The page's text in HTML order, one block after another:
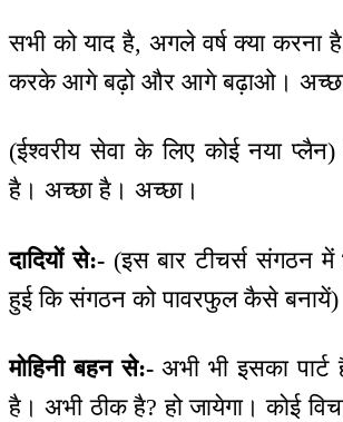
सभी को याद है, अगले वर्ष क्या करना
करके आगे बढ़ो और आगे बढ़ाओ।
(ईश्वरीय सेवा के लिए कोई नया
है। अच्छा है। अच्छा।
दादियों से:-(इस बार टीचर्स संगठन में
हुई कि संगठन को पावरफुल कैसे बनायें)
मोहिनी बहन से:-अभी भी इसका
है। अभी ठीक है? हो जायेगा। कोई